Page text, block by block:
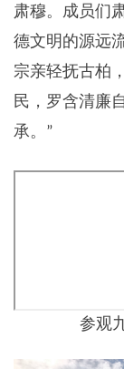
肃穆。成员们
德文明的源远
宗亲轻抚古柏
民，罗含清廉
承。 ”
参观